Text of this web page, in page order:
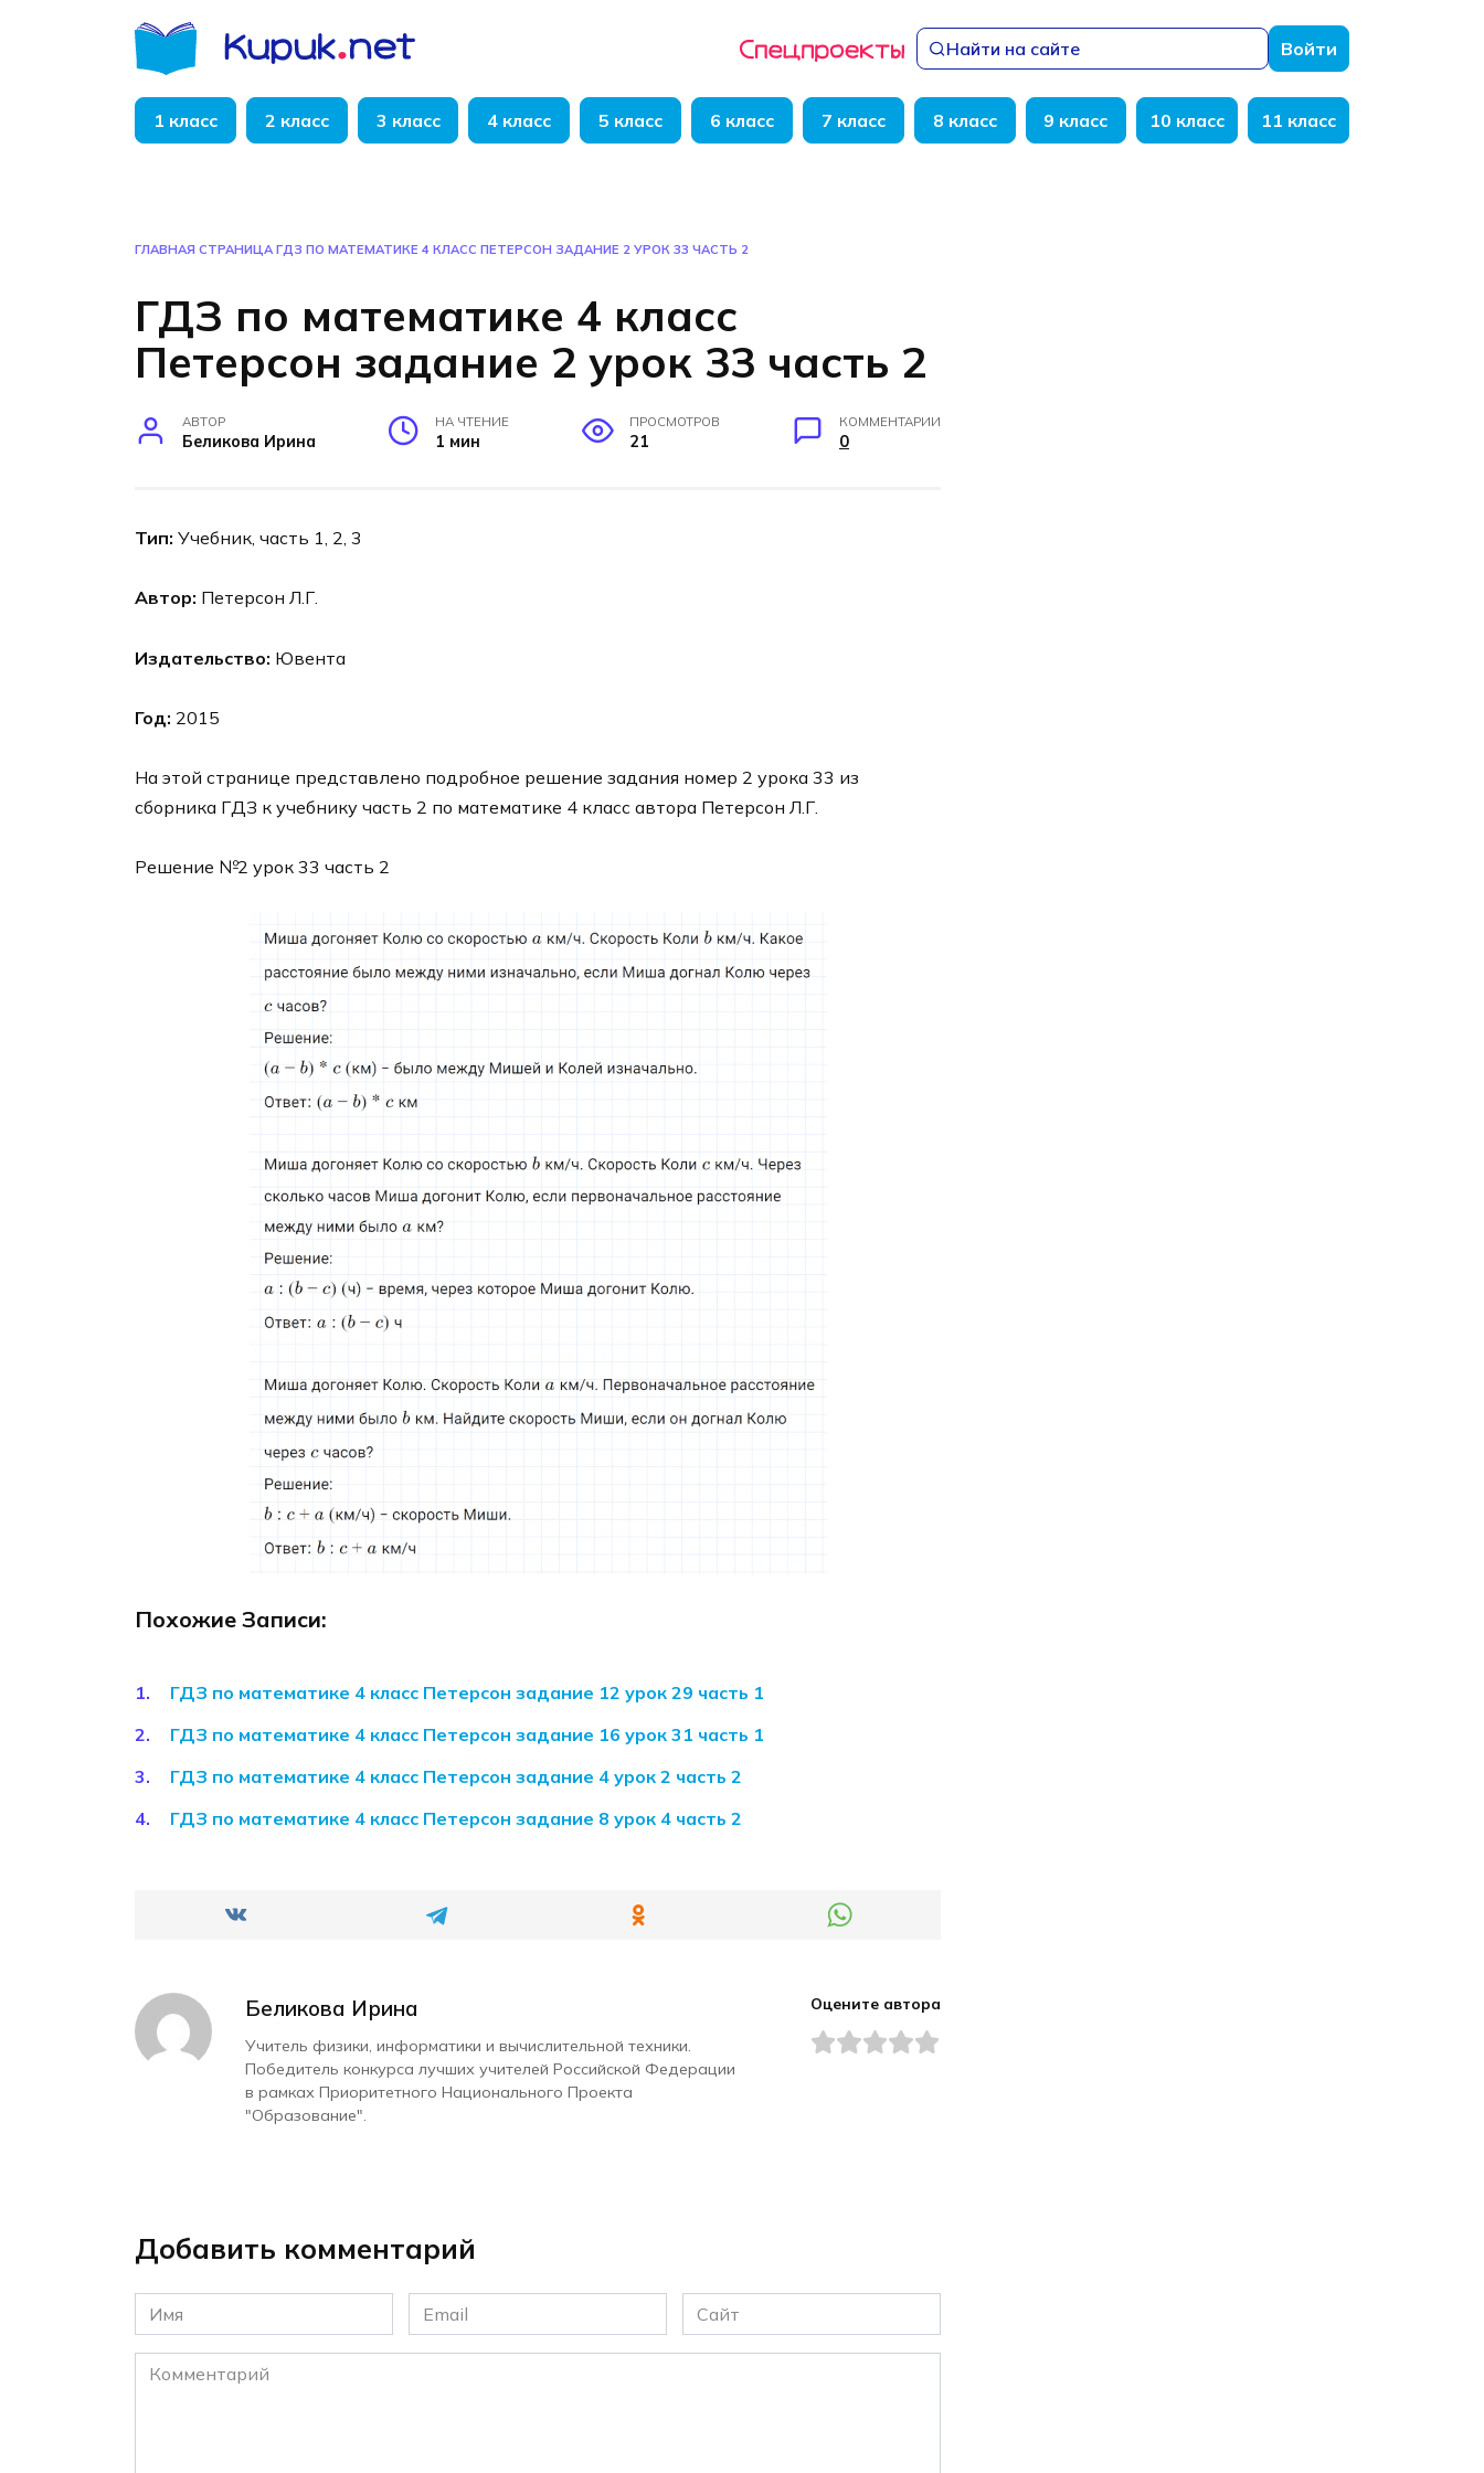
Найти на сайте Войти
1 класс 2 класс 3 класс 4 класс 5 класс 6 класс 7 класс 8 класс 9 класс 10 класс 11 класс
ГЛАВНАЯ СТРАНИЦА ГДЗ ПО МАТЕМАТИКЕ 4 КЛАСС ПЕТЕРСОН ЗАДАНИЕ 2 УРОК 33 ЧАСТЬ 2
ГДЗ по математике 4 класс
Петерсон задание 2 урок 33 часть 2
АВТОР
Беликова Ирина
НА ЧТЕНИЕ
1 мин
ПРОСМОТРОВ
21
КОММЕНТАРИИ
0
Тип: Учебник, часть 1, 2, 3
Автор: Петерсон Л.Г.
Издательство: Ювента
Год: 2015
На этой странице представлено подробное решение задания номер 2 урока 33 из
сборника ГДЗ к учебнику часть 2 по математике 4 класс автора Петерсон Л.Г.
Решение №2 урок 33 часть 2
Похожие Записи:
ГДЗ по математике 4 класс Петерсон задание 12 урок 29 часть 1
ГДЗ по математике 4 класс Петерсон задание 16 урок 31 часть 1
ГДЗ по математике 4 класс Петерсон задание 4 урок 2 часть 2
ГДЗ по математике 4 класс Петерсон задание 8 урок 4 часть 2
Беликова Ирина
Учитель физики, информатики и вычислительной техники.
Победитель конкурса лучших учителей Российской Федерации
в рамках Приоритетного Национального Проекта
"Образование".
Оцените автора
Добавить комментарий
Имя
*
Email
*
Сайт
Комментарий